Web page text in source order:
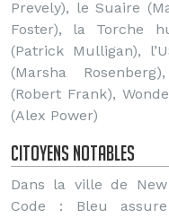
Prevely), le Suaire
Foster), la Torche
(Patrick Mulligan),
(Marsha
(Robert Frank),
(Alex Power)
Citoyens notables
Dans la ville de New
Code : Bleu